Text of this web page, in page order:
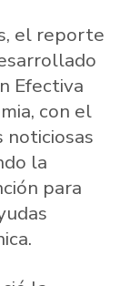
el reporte
Efectiva
con el
noticiosas
la
para